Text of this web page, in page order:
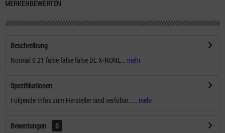
MERKENBEWERTEN
Beschreibung
Normal 0 21 false false false DE X-NONE...
mehr
Spezifikationen
Folgende Infos zum Hersteller sind verfübar...... mehr
Bewertungen
0